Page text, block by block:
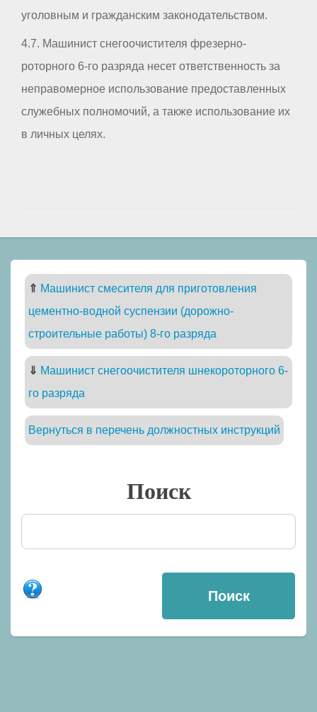
уголовным и гражданским законодательством.
4.7. Машинист снегоочистителя фрезерно-
роторного 6-го разряда несет ответственность за
неправомерное использование предоставленных
служебных полномочий, а также использование их
в личных целях.
⇑ Машинист смесителя для приготовления
цементно-водной суспензии (дорожно-
строительные работы) 8-го разряда
⇓ Машинист снегоочистителя шнекороторного 6-
го разряда
Вернуться в перечень должностных инструкций
Поиск